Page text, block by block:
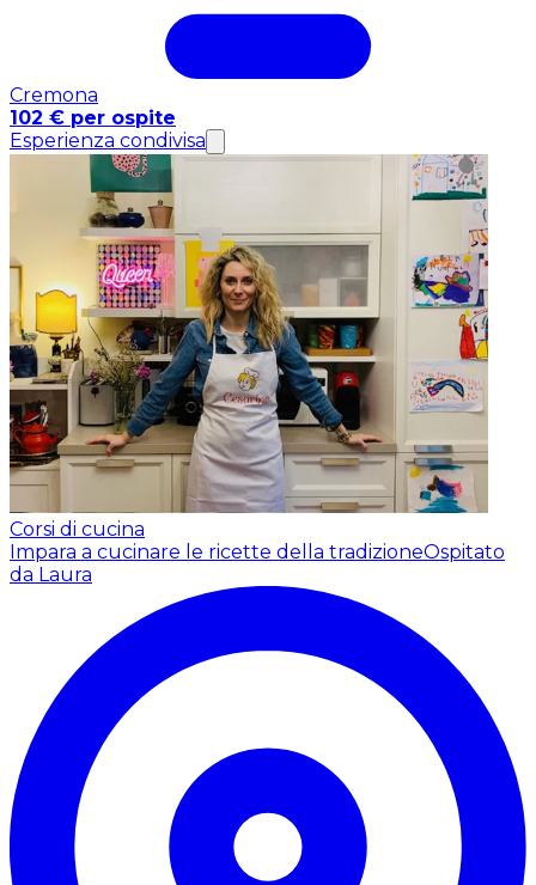
Cremona
102 € per ospite
Esperienza condivisa
Corsi di cucina
Impara a cucinare le ricette della tradizioneOspitato
da Laura